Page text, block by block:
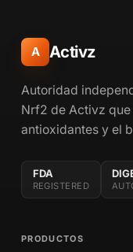
A Activz
Autoridad
Nrf2 de Activz
antioxidantes y el
FDA
REGISTERED
PRODUCTOS